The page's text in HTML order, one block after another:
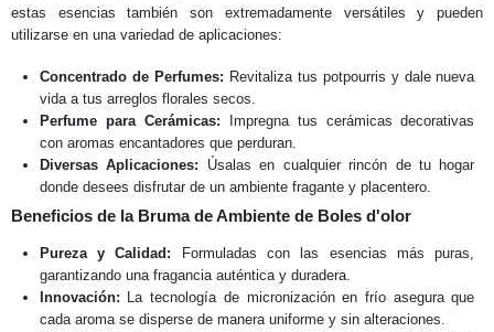
estas esencias también son extremadamente versátiles y pueden
utilizarse en una variedad de aplicaciones:
Concentrado de Perfumes: Revitaliza tus potpourris y dale nueva
vida a tus arreglos florales secos.
Perfume para Cerámicas: Impregna tus cerámicas decorativas
con aromas encantadores que perduran.
Diversas Aplicaciones: Úsalas en cualquier rincón de tu hogar
donde desees disfrutar de un ambiente fragante y placentero.
Beneficios de la Bruma de Ambiente de Boles d'olor
Pureza y Calidad: Formuladas con las esencias más puras,
garantizando una fragancia auténtica y duradera.
Innovación: La tecnología de micronización en frío asegura que
cada aroma se disperse de manera uniforme y sin alteraciones.